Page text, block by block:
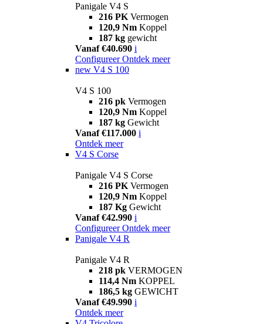
Panigale V4 S
216 PK Vermogen
120,9 Nm Koppel
187 kg gewicht
Vanaf €40.690 i
Configureer Ontdek meer
new V4 S 100
V4 S 100
216 pk Vermogen
120,9 Nm Koppel
187 kg Gewicht
Vanaf €117.000 i
Ontdek meer
V4 S Corse
Panigale V4 S Corse
216 PK Vermogen
120,9 Nm Koppel
187 Kg Gewicht
Vanaf €42.990 i
Configureer Ontdek meer
Panigale V4 R
Panigale V4 R
218 pk VERMOGEN
114,4 Nm KOPPEL
186,5 kg GEWICHT
Vanaf €49.990 i
Ontdek meer